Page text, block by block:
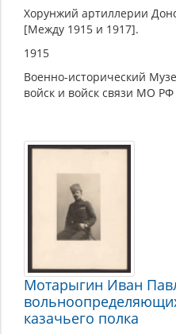
Хорунжий артиллерии
[Между 1915 и 1917].
1915
Военно-исторический
войск и войск связи МО РФ
Мотарыгин Иван
казачьего полка